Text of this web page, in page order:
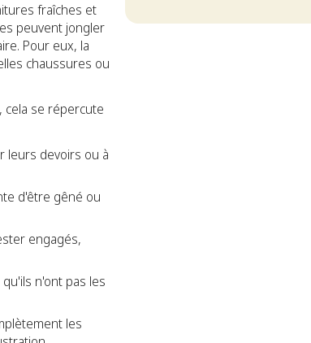
fraîches et
peuvent jongler
Pour eux, la
chaussures ou
cela se répercute
leurs devoirs ou à
d'être gêné ou
engagés,
n'ont pas les
les